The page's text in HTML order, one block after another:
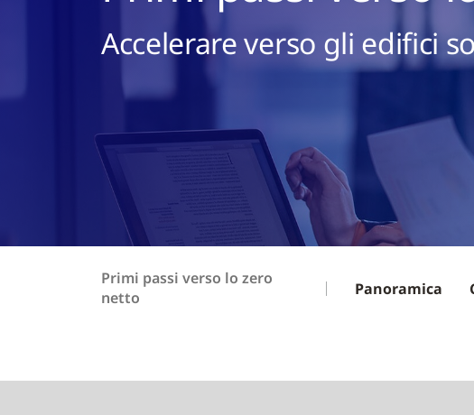
Accelerare verso gli edifici
Primi passi verso lo zero
netto
Panoramica